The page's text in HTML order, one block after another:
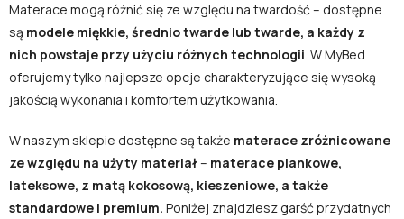
Materace mogą różnić się ze względu na twardość – dostępne
są modele miękkie, średnio twarde lub twarde, a każdy z
nich powstaje przy użyciu różnych technologii. W MyBed
oferujemy tylko najlepsze opcje charakteryzujące się wysoką
jakością wykonania i komfortem użytkowania.
W naszym sklepie dostępne są także materace zróżnicowane
ze względu na użyty materiał– materace piankowe,
lateksowe, z matą kokosową, kieszeniowe, a także
standardowe i premium. Poniżej znajdziesz garść przydatnych